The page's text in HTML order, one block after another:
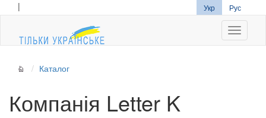
| Укр Рус
Каталог
Компанія Letter K